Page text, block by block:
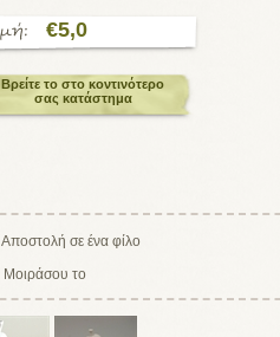
€5,0
Βρείτε το στο κοντινότερο
σας κατάστημα
Μοιράσου το